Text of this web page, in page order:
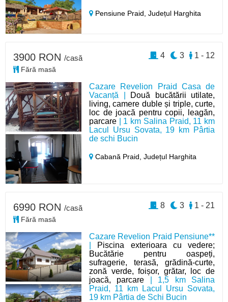
Pensiune Praid,Județul Harghita
Cazare Revelion Praid Casa de
Vacanță |
Două bucătării utilate,
living, camere duble și triple, curte,
loc de joacă pentru copii, leagăn,
parcare | 1 km Salina Praid, 11 km
Lacul Ursu Sovata, 19 km Pârtia
de schi Bucin
Cabană Praid,Județul Harghita
3900 RON /casă
Fără masă
1 - 12
3
4
Cazare Revelion Praid Pensiune**
Piscina exterioara cu vedere;
Bucătărie pentru oaspeți,
sufragerie, terasă, grădină-curte,
zonă verde, foișor, grătar, loc de
joacă, parcare | 1,5 km Salina
Praid, 11 km Lacul Ursu Sovata,
19 km Pârtia de Schi Bucin
6990 RON /casă
Fără masă
1 - 21
3
8